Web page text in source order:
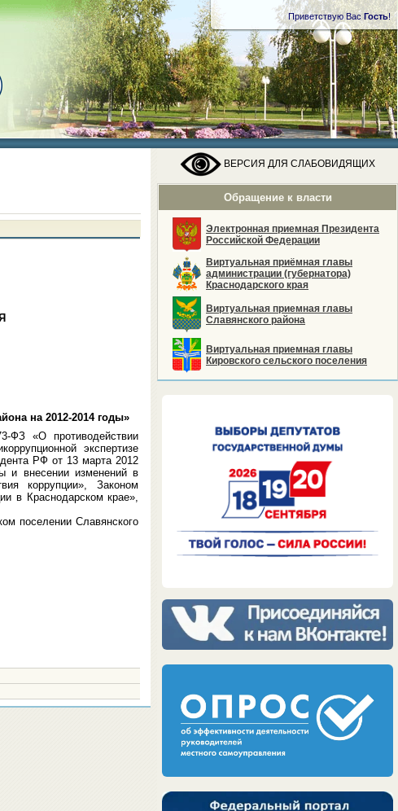
Приветствую Вас Гость!
ВЕРСИЯ ДЛЯ СЛАБОВИДЯЩИХ
Обращение к власти
Электронная приемная Президента
Российской Федерации
Виртуальная приёмная главы
администрации (губернатора)
Краснодарского края
Виртуальная приемная главы
Славянского района
Виртуальная приемная главы
Кировского сельского поселения
на 2012-2014 годы»
«О противодействии
экспертизе
РФ от 13 марта 2012
и внесении изменений в
коррупции», Законом
в Краснодарском крае»,
поселении Славянского